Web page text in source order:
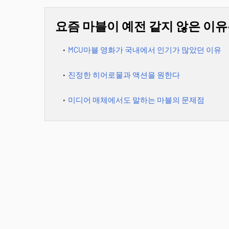
요즘 마블이 예전 같지 않은 이
MCU마블 영화가 국내에서 인기가 많았던 이유
진정한 히어로물과 액션을 원한다
미디어 매체에서도 말하는 마블의 문제점